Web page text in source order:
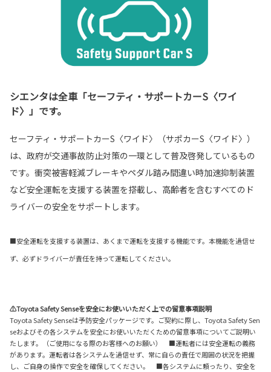
シエンタは全車「セーフティ・サポートカーS〈ワイ
ド〉」です。
セーフティ・サポートカーS〈ワイド〉（サポカーS〈ワイド〉）
は、政府が交通事故防止対策の一環として普及啓発しているもの
です。衝突被害軽減ブレーキやペダル踏み間違い時加速抑制装置
など安全運転を支援する装置を搭載し、高齢者を含むすべてのド
ライバーの安全をサポートします。
■安全運転を支援する装置は、あくまで運転を支援する機能です。本機能を過信せ
ず、必ずドライバーが責任を持って運転してください。
⚠Toyota Safety Senseを安全にお使いいただく上での留意事項説明
Toyota Safety Senseは予防安全パッケージです。ご契約に際し、Toyota Safety Sen
seおよびその各システムを安全にお使いいただくための留意事項についてご説明い
たします。（ご使用になる際のお客様へのお願い） ■運転者には安全運転の義務
があります。運転者は各システムを過信せず、常に自らの責任で周囲の状況を把握
し、ご自身の操作で安全を確保してください。 ■各システムに頼ったり、安全を